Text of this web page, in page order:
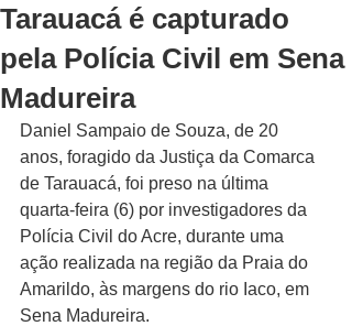
Tarauacá é capturado
pela Polícia Civil em Sena
Madureira
Daniel Sampaio de Souza, de 20
anos, foragido da Justiça da Comarca
de Tarauacá, foi preso na última
quarta-feira (6) por investigadores da
Polícia Civil do Acre, durante uma
ação realizada na região da Praia do
Amarildo, às margens do rio Iaco, em
Sena Madureira.